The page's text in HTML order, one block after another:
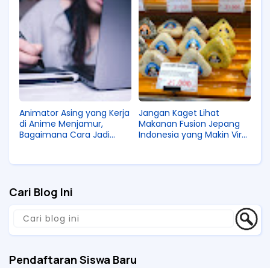
Animator Asing yang Kerja
di Anime Menjamur,
Bagaimana Cara Jadi
Jangan Kaget Lihat
Makanan Fusion Jepang
Indonesia yang Makin Viral,
Cari Blog Ini
Pendaftaran Siswa Baru